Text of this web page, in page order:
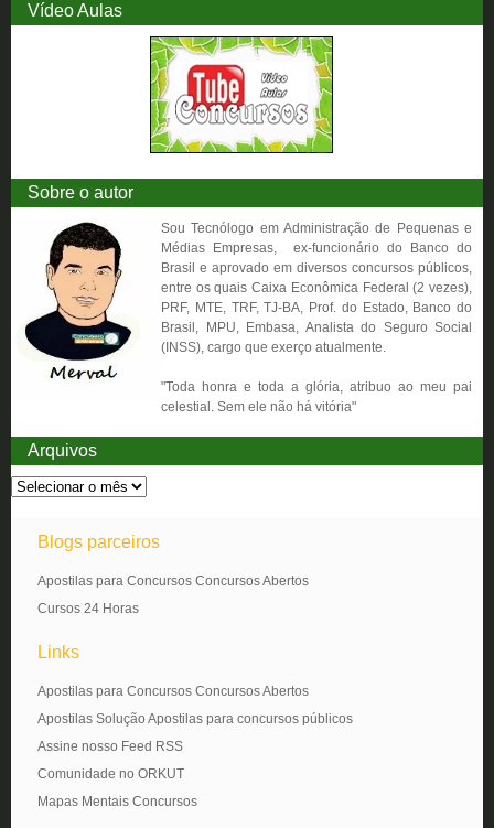
Vídeo Aulas
Sobre o autor
Sou Tecnólogo em Administração de Pequenas e
Médias Empresas, ex-funcionário do Banco do
Brasil e aprovado em diversos concursos públicos,
entre os quais Caixa Econômica Federal (2 vezes),
PRF, MTE, TRF, TJ-BA, Prof. do Estado, Banco do
Brasil, MPU, Embasa, Analista do Seguro Social
(INSS), cargo que exerço atualmente.
"Toda honra e toda a glória, atribuo ao meu pai
celestial. Sem ele não há vitória"
Arquivos
Blogs parceiros
Apostilas para Concursos Concursos Abertos
Cursos 24 Horas
Links
Apostilas para Concursos Concursos Abertos
Apostilas Solução Apostilas para concursos públicos
Assine nosso Feed RSS
Comunidade no ORKUT
Mapas Mentais Concursos